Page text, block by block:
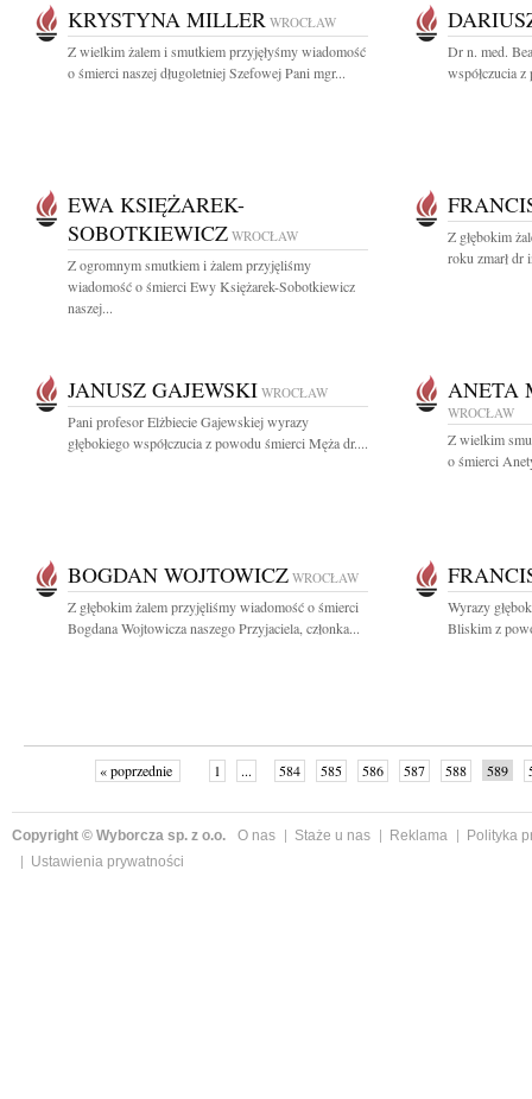
KRYSTYNA MILLER WROCŁAW
Z wielkim żalem i smutkiem przyjęłyśmy wiadomość
o śmierci naszej długoletniej Szefowej Pani mgr...
Dr n. med.
współczucia
EWA KSIĘŻAREK-
SOBOTKIEWICZ WROCŁAW
Z ogromnym smutkiem i żalem przyjęliśmy
wiadomość o śmierci Ewy Księżarek-Sobotkiewicz
naszej...
Z głębokim
roku zmarł dr
JANUSZ GAJEWSKI WROCŁAW
Pani profesor Elżbiecie Gajewskiej wyrazy
głębokiego współczucia z powodu śmierci Męża dr....
ANETA
WROCŁAW
Z wielkim
o śmierci
BOGDAN WOJTOWICZ WROCŁAW
Z głębokim żalem przyjęliśmy wiadomość o śmierci
Bogdana Wojtowicza naszego Przyjaciela, członka...
Wyrazy
Bliskim z
« poprzednie 1 ... 584 585 586 587 588 589
Copyright © Wyborcza sp. z o.o. O nas Staże u nas Reklama
Polityka
Ustawienia prywatności